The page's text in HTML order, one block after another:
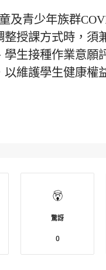
及青少年族群
授課方式時，須
生接種作業意願
維護學生健康權
驚訝
0